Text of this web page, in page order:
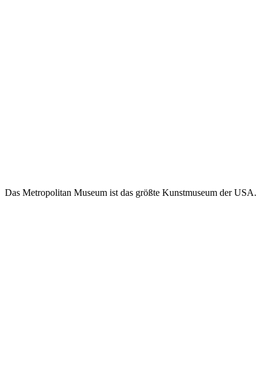
Das Metropolitan Museum ist das größte Kunstmuseum der USA.